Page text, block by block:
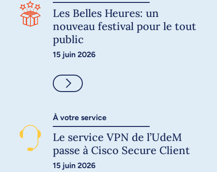
Les Belles Heures: un
nouveau festival pour le tout
public
15 juin 2026
Consulter
À votre service
Le service VPN de l’UdeM
passe à Cisco Secure Client
15 juin 2026